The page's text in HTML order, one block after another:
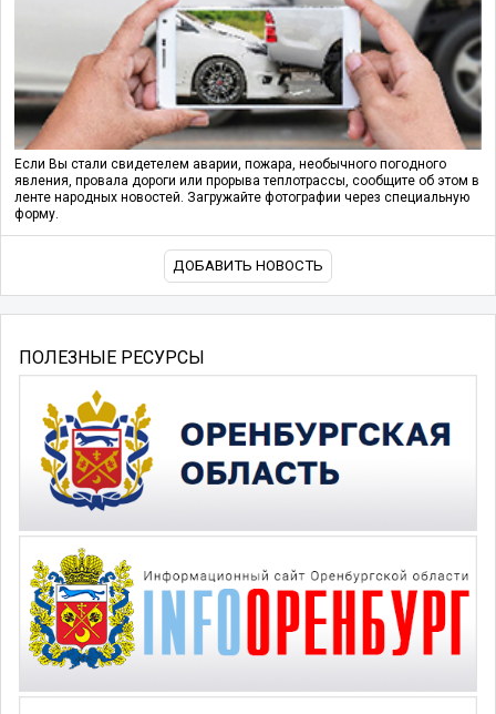
Если Вы стали свидетелем аварии, пожара, необычного погодного
явления, провала дороги или прорыва теплотрассы, сообщите об этом в
ленте народных новостей. Загружайте фотографии через специальную
форму.
ДОБАВИТЬ НОВОСТЬ
ПОЛЕЗНЫЕ РЕСУРСЫ